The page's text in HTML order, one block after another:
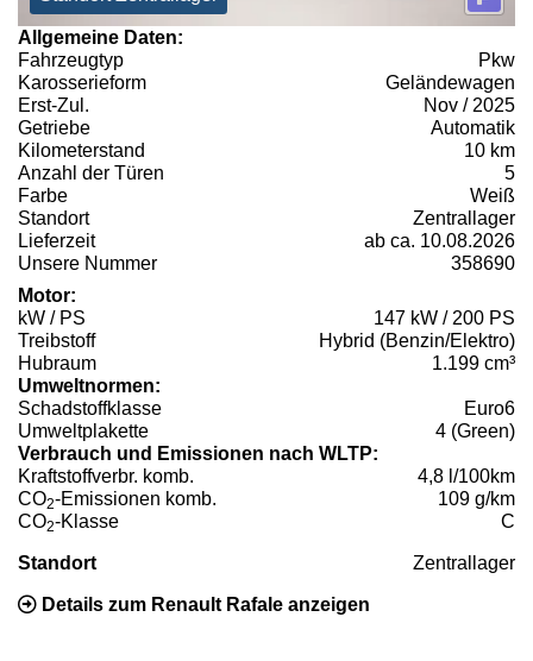
Allgemeine Daten:
Fahrzeugtyp
Pkw
Karosserieform
Geländewagen
Erst-Zul.
Nov / 2025
Getriebe
Automatik
Kilometerstand
10 km
Anzahl der Türen
5
Farbe
Weiß
Standort
Zentrallager
Lieferzeit
ab ca. 10.08.2026
Unsere Nummer
358690
Motor:
kW / PS
147 kW / 200 PS
Treibstoff
Hybrid (Benzin/Elektro)
Hubraum
1.199 cm³
Umweltnormen:
Schadstoffklasse
Euro6
Umweltplakette
4 (Green)
Verbrauch und Emissionen nach WLTP:
Kraftstoffverbr. komb.
4,8 l/100km
CO2-Emissionen komb.
109 g/km
CO2-Klasse C
Standort Zentrallager
Details zum Renault Rafale anzeigen